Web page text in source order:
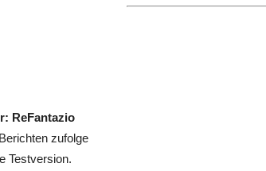
ReFantazio
zufolge
Testversion.